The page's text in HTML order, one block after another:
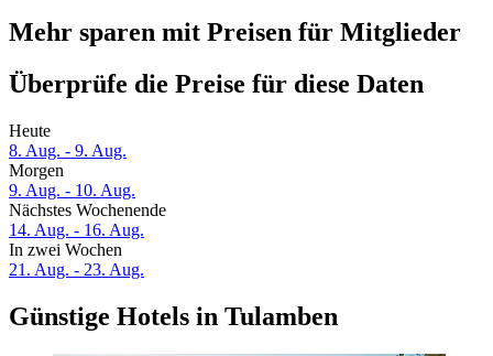
Mehr sparen mit Preisen für Mitglieder
Überprüfe die Preise für diese Daten
Heute
8. Aug. - 9. Aug.
Morgen
9. Aug. - 10. Aug.
Nächstes Wochenende
14. Aug. - 16. Aug.
In zwei Wochen
21. Aug. - 23. Aug.
Günstige Hotels in Tulamben